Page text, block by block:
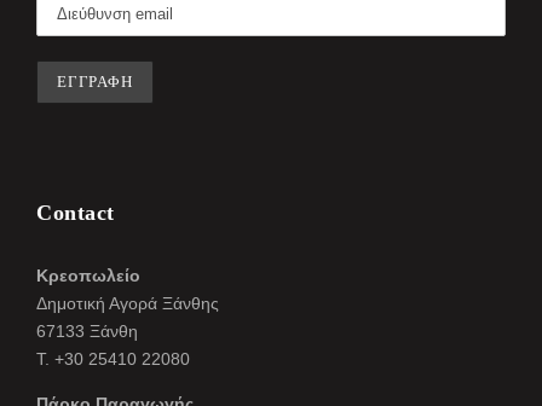
Contact
Κρεοπωλείο
Δημοτική Αγορά Ξάνθης
67133 Ξάνθη
Τ. +30 25410 22080